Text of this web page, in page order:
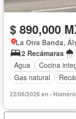
$ 890,000
La Otra Banda,
2 Recámaras
Agua
Cocina
Gas natural
22/06/2026 en -